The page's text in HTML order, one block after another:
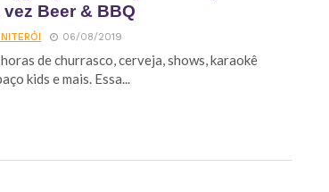
Beer & BBQ
06/08/2019
de churrasco, cerveja, shows, karaokê
kids e mais. Essa...